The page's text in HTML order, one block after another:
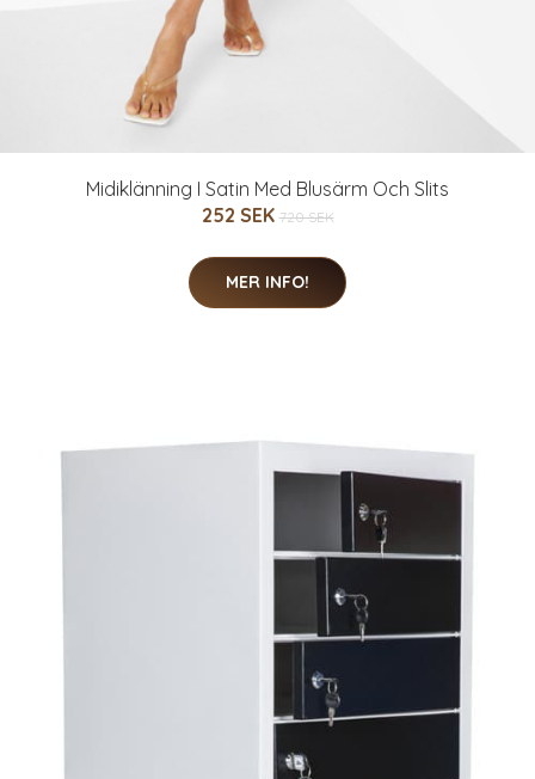
Midiklänning I Satin Med Blusärm Och Slits
252 SEK 720 SEK
MER INFO!